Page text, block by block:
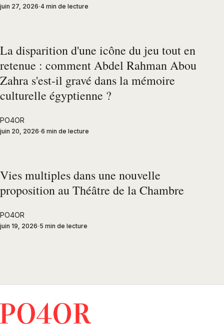
juin 27, 2026 4 min de lecture
La disparition d'une icône du jeu tout en
retenue : comment Abdel Rahman Abou
Zahra s'est-il gravé dans la mémoire
culturelle égyptienne ?
PO4OR
juin 20, 2026 6 min de lecture
Vies multiples dans une nouvelle
proposition au Théâtre de la Chambre
PO4OR
juin 19, 2026 5 min de lecture